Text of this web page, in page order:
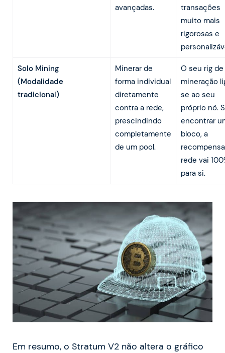
avançadas.
transações
muito mais
rigorosas e
Solo Mining
(Modalidade
tradicional)
Minerar de
forma individual
diretamente
contra a rede,
prescindindo
completamente
de um pool.
O seu rig de
mineração
se ao seu
próprio nó.
encontrar
bloco, a
rede vai
para si.
Em resumo, o Stratum V2 não altera o gráfico